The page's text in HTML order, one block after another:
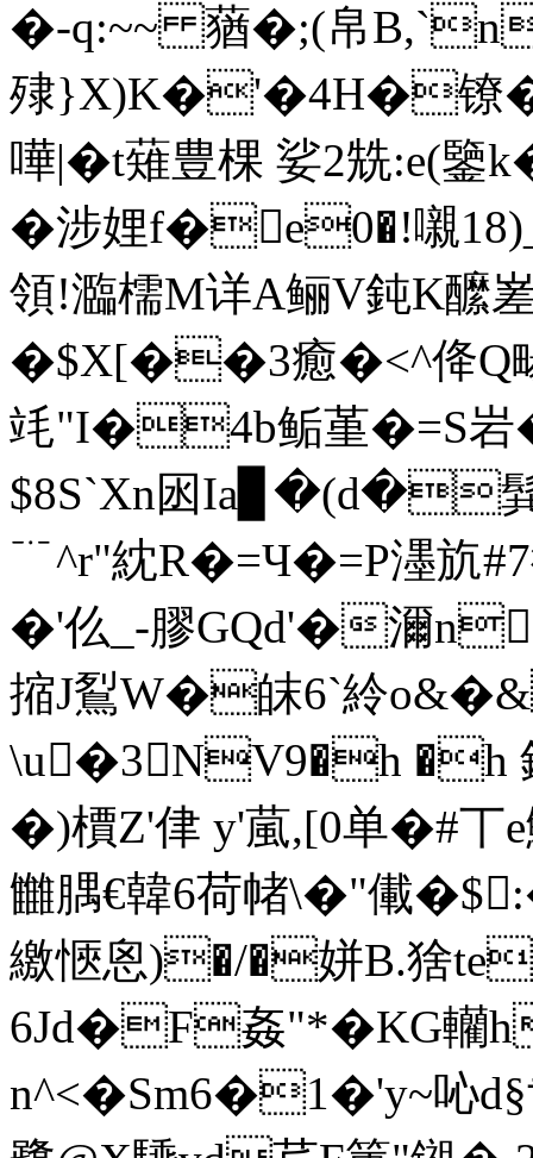
�-q:~~ 蕕�;(帛
殔}X)K�'�4H�镣�
嘩|�t薙豊棵 娑2兟
�涉娌f�e0�!嚫
領!瀶檽M详A鲡V鈍K
�$X[��3癒�<^佭Q
竓"I�4b鲘堇�= S
$8S`Xn囦Ia▊�(d�髸
﹊^r"紞R�=Ч�=P濹斻
�'仫_-膠GQd'�濔
摍J鴷 W�皌6` 紷
\u�3NV9�h �h
�)檟Z'侓 y'葻,[0单�#
雦腢€韓6荷帾\�"儎
繳愜恖)�/�姘B.猞
6Jd�F姦"*�KG轥h
n^<�Sm6�1�'y~吣